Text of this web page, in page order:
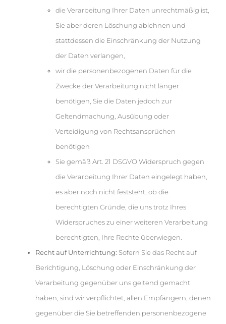
die Verarbeitung Ihrer Daten unrechtmäßig ist,
Sie aber deren Löschung ablehnen und
stattdessen die Einschränkung der Nutzung
der Daten verlangen,
wir die personenbezogenen Daten für die
Zwecke der Verarbeitung nicht länger
benötigen, Sie die Daten jedoch zur
Geltendmachung, Ausübung oder
Verteidigung von Rechtsansprüchen
benötigen
Sie gemäß Art. 21 DSGVO Widerspruch gegen
die Verarbeitung Ihrer Daten eingelegt haben,
es aber noch nicht feststeht, ob die
berechtigten Gründe, die uns trotz Ihres
Widerspruches zu einer weiteren Verarbeitung
berechtigten, Ihre Rechte überwiegen.
Recht auf Unterrichtung: Sofern Sie das Recht auf
Berichtigung, Löschung oder Einschränkung der
Verarbeitung gegenüber uns geltend gemacht
haben, sind wir verpflichtet, allen Empfängern, denen
gegenüber die Sie betreffenden personenbezogene